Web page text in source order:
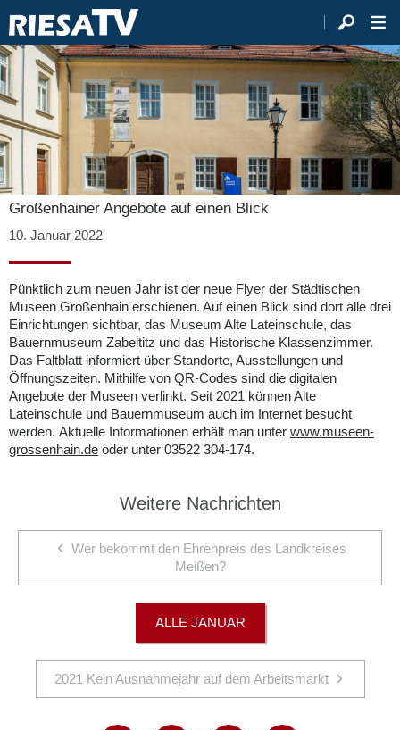
Großenhainer Angebote auf einen Blick
10. Januar 2022
Pünktlich zum neuen Jahr ist der neue Flyer der Städtischen
Museen Großenhain erschienen. Auf einen Blick sind dort alle drei
Einrichtungen sichtbar, das Museum Alte Lateinschule, das
Bauernmuseum Zabeltitz und das Historische Klassenzimmer.
Das Faltblatt informiert über Standorte, Ausstellungen und
Öffnungszeiten. Mithilfe von QR-Codes sind die digitalen
Angebote der Museen verlinkt. Seit 2021 können Alte
Lateinschule und Bauernmuseum auch im Internet besucht
werden. Aktuelle Informationen erhält man unter www.museen-
grossenhain.de oder unter 03522 304-174.
Weitere Nachrichten
Wer bekommt den Ehrenpreis des Landkreises
Meißen?
ALLE JANUAR
2021 Kein Ausnahmejahr auf dem Arbeitsmarkt